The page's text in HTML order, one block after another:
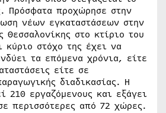
Πρόσφατα προχώρησε στην
νέων εγκαταστάσεων στην
Θεσσαλονίκης στο κτίριο του
κύριο στόχο της έχει να
τα επόμενα χρόνια, είτε
είτε σε
διαδικασίας. Η
210 εργαζόμενους και εξάγει
περισσότερες από 72 χώρες.